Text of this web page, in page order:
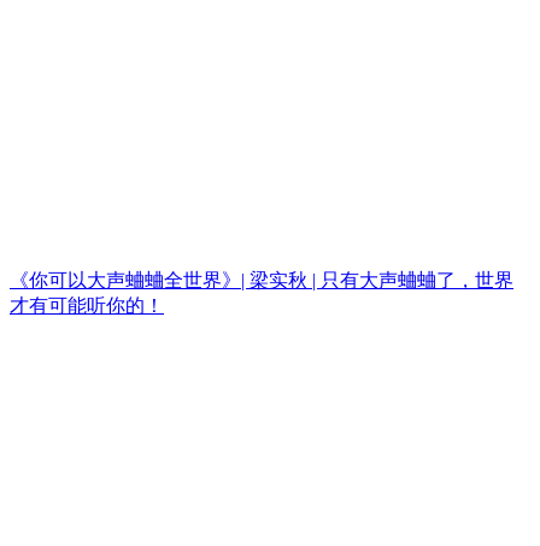
《你可以大声蛐蛐全世界》| 梁实秋 | 只有大声蛐蛐了，世界
才有可能听你的！